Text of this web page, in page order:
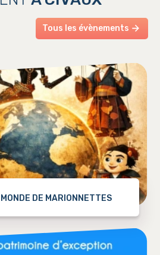
Tous les évènements
DE MARIONNETTES